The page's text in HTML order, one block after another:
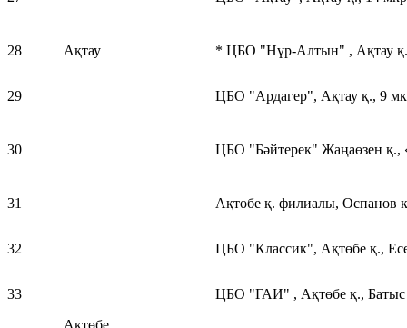
Ақтау
28 * ЦБО "Нұр-Алтын" , Ақтау
29 ЦБО "Ардагер", Ақтау қ., 9
30 ЦБО "Бәйтерек" Жаңаөзен
31
Ақтөбе
Ақтөбе қ. филиалы, Оспанов
32 ЦБО "Классик", Ақтөбе қ.,
33 ЦБО "ГАИ" , Ақтөбе қ., Батыс